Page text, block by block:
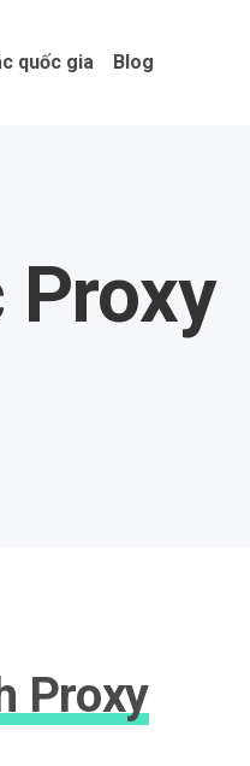
quốc gia Blog
Proxy